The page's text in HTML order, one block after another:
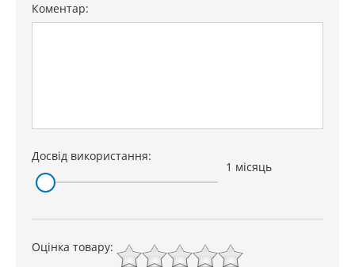
Коментар:
Досвід використання:
1 місяць
Оцінка товару: